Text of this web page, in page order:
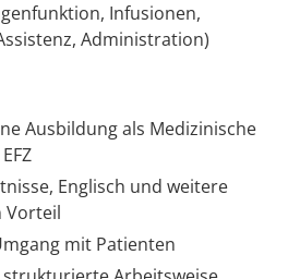
Infusionen,
Administration)
Ausbildung als Medizinische
Englisch und weitere
Vorteil
mit Patienten